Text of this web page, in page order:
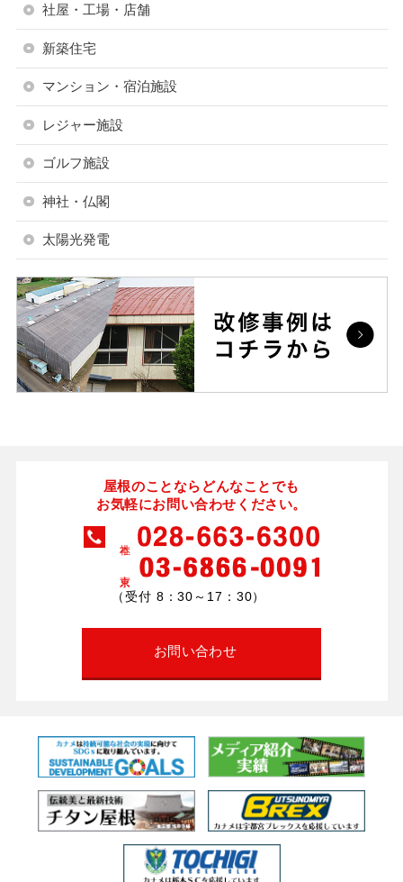
社屋・工場・店舗
新築住宅
マンション・宿泊施設
レジャー施設
ゴルフ施設
神社・仏閣
太陽光発電
屋根のことならどんなことでも
お気軽にお問い合わせください。
（受付 8：30～17：30）
お問い合わせ